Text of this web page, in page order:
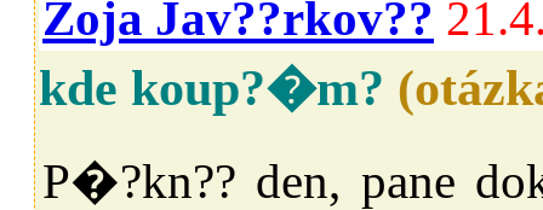
Zoja Jav??rkov??
kde koup?�m?
P�?kn?? den, pane